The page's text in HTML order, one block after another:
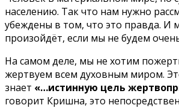
населению. Так что нам нужно
убеждены в том, что это правда. И
произойдёт, если мы не будем
На самом деле, мы не хотим
жертвуем всем духовным миром.
знает «…истинную цель
говорит Кришна, это